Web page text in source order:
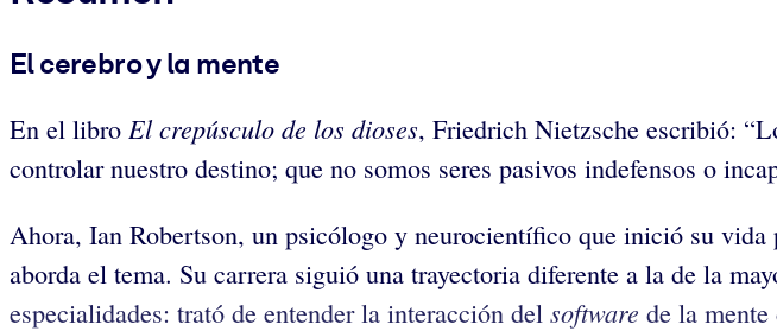
El cerebro y la mente
En el libro El crepúsculo de los dioses, Friedrich Nietzsche escribió:
controlar nuestro destino; que no somos seres pasivos indefensos o
Ahora, Ian Robertson, un psicólogo y neurocientífico que inició su
aborda el tema. Su carrera siguió una trayectoria diferente a la de la
especialidades: trató de entender la interacción del software de la mente